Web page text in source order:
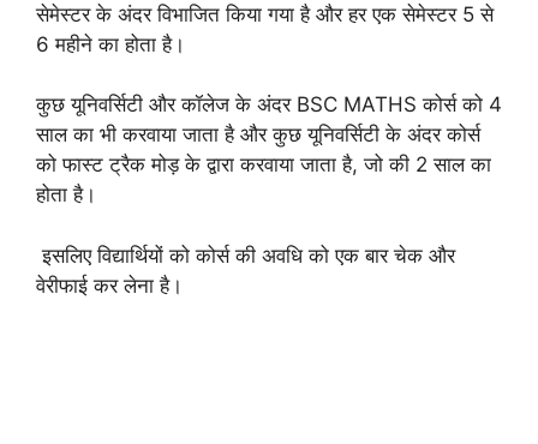
सेमेस्टर के अंदर विभाजित किया गया है और हर एक सेमेस्टर 5 से
6 महीने का होता है।
कुछ यूनिवर्सिटी और कॉलेज के अंदर BSC MATHS कोर्स को 4
साल का भी करवाया जाता है और कुछ यूनिवर्सिटी के अंदर कोर्स
को फास्ट ट्रैक मोड़ के द्वारा करवाया जाता है, जो की 2 साल का
होता है।
इसलिए विद्यार्थियों को कोर्स की अवधि को एक बार चेक और
वेरीफाई कर लेना है।